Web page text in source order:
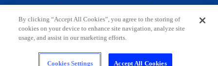
By clicking “Accept All Cookies”, you agree to the storing of
cookies on your device to enhance site navigation, analyze site
usage, and assist in our marketing efforts.
Cookies Settings Accept All Cookies